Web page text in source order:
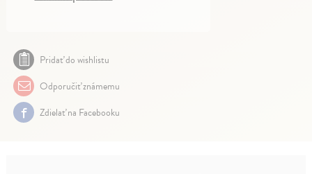
Pridať do wishlistu
Odporučiť známemu
Zdielať na Facebooku